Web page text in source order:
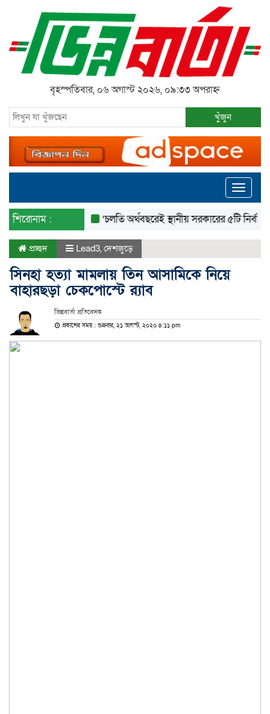
বৃহস্পতিবার, ০৬ অগাস্ট ২০২৬, ০৯:৩৩ অপরাহ্ন
খুঁজুন
Toggle
শিরোনাম : ‘চলতি অর্থবছরেই স্থানীয় সরকারের ৫টি নির্বাচন
প্রচ্ছদ Lead3, দেশজুড়ে
সিনহা হত্যা মামলায় তিন আসামিকে নিয়ে
বাহারছড়া চেকপোস্টে র‌্যাব
ভিন্নবার্তা প্রতিবেদক
প্রকাশের সময় : শুক্রবার, ২১ আগস্ট, ২০২০ ৪:১১ pm